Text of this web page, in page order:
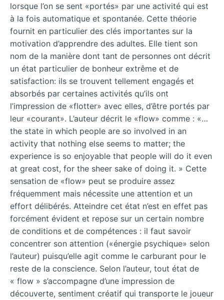
lorsque l’on se sent «portés» par une activité qui est
à la fois automatique et spontanée. Cette théorie
fournit en particulier des clés importantes sur la
motivation d’apprendre des adultes. Elle tient son
nom de la manière dont tant de personnes ont décrit
un état particulier de bonheur extrême et de
satisfaction: ils se trouvent tellement engagés et
absorbés par certaines activités qu’ils ont
l’impression de «flotter» avec elles, d’être portés par
leur «courant». L’auteur décrit le «flow» comme : «…
the state in which people are so involved in an
activity that nothing else seems to matter; the
experience is so enjoyable that people will do it even
at great cost, for the sheer sake of doing it. » Cette
sensation de «flow» peut se produire assez
fréquemment mais nécessite une attention et un
effort délibérés. Atteindre cet état n’est en effet pas
forcément évident et repose sur un certain nombre
de conditions et de compétences : il faut savoir
concentrer son attention («énergie psychique» selon
l’auteur) puisqu’elle agit comme le carburant pour le
reste de la conscience. Selon l’auteur, tout état de
« flow » s’accompagne d’une impression de
découverte, sentiment créatif qui transporte le joueur